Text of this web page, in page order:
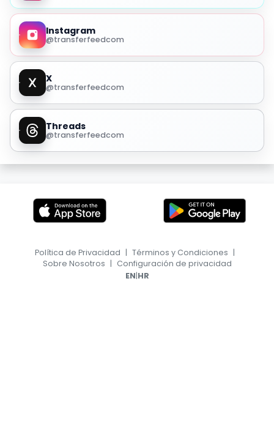
Instagram
@transferfeedcom
X
@transferfeedcom
Threads
@transferfeedcom
Política de Privacidad | Términos y Condiciones |
Sobre Nosotros | Configuración de privacidad
EN|HR